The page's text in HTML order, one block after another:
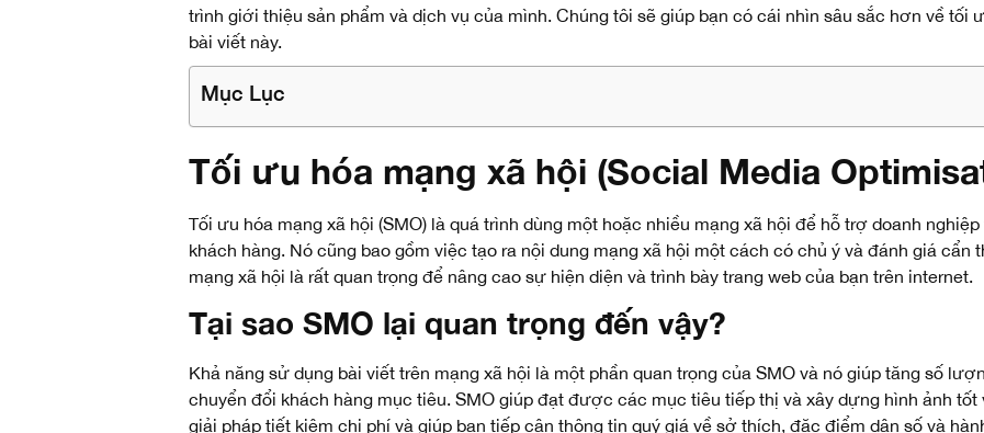
trình giới thiệu sản phẩm và dịch vụ của mình. Chúng tôi sẽ giúp bạn có cái nhìn sâu sắc hơn về tối
bài viết này.
Mục Lục
Tối ưu hóa mạng xã hội (Social Media
Tối ưu hóa mạng xã hội (SMO) là quá trình dùng một hoặc nhiều mạng xã hội để hỗ trợ doanh
khách hàng. Nó cũng bao gồm việc tạo ra nội dung mạng xã hội một cách có chủ ý và đánh giá cẩn
mạng xã hội là rất quan trọng để nâng cao sự hiện diện và trình bày trang web của bạn trên internet.
Tại sao SMO lại quan trọng đến vậy?
Khả năng sử dụng bài viết trên mạng xã hội là một phần quan trọng của SMO và nó giúp tăng số
chuyển đổi khách hàng mục tiêu. SMO giúp đạt được các mục tiêu tiếp thị và xây dựng hình ảnh
giải pháp tiết kiệm chi phí và giúp bạn tiếp cận thông tin quý giá về sở thích, đặc điểm dân số và